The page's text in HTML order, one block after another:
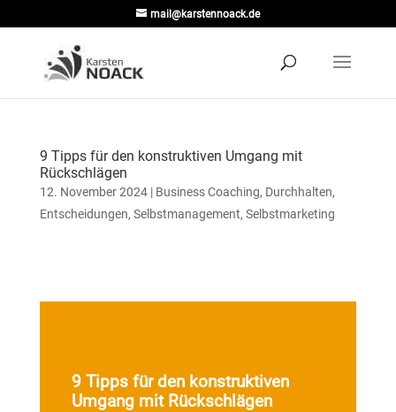
mail@karstennoack.de
9 Tipps für den konstruktiven Umgang mit
Rückschlägen
12. November 2024| Business Coaching, Durchhalten,
Entscheidungen, Selbstmanagement, Selbstmarketing
9 Tipps für den konstruktiven
Umgang mit Rückschlägen